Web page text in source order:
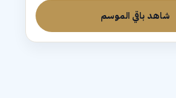
شاهد باقي الموسم